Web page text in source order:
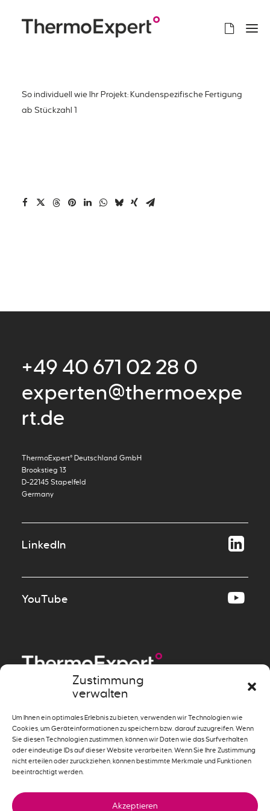
Zustimmung
verwalten
Um Ihnen ein optimales Erlebnis zu bieten, verwenden wir Technologien wie
Cookies, um Geräteinformationen zu speichern bzw. darauf zuzugreifen. Wenn
Sie diesen Technologien zustimmen, können wir Daten wie das Surfverhalten
oder eindeutige IDs auf dieser Website verarbeiten. Wenn Sie Ihre Zustimmung
nicht erteilen oder zurückziehen, können bestimmte Merkmale und Funktionen
beeinträchtigt werden.
Akzeptieren
So individuell wie Ihr Projekt: Kundenspezifische Fertigung
ab Stückzahl 1
»Beheizen
»Systemlösungen
+49 40 671 02 28 0
experten@thermoexpe
rt.de
ThermoExpert° Deutschland GmbH
Brookstieg 13
D-22145 Stapelfeld
Germany
LinkedIn
YouTube